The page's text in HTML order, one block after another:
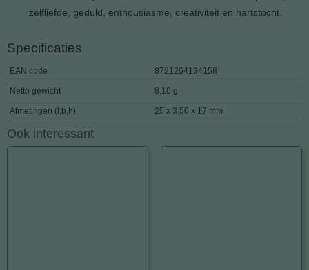
zelfliefde, geduld, enthousiasme, creativiteit en hartstocht.
Specificaties
EAN code 8721264134158
Netto gewicht 8,10 g
Afmetingen (l,b,h) 25 x 3,50 x 17 mm
Ook interessant